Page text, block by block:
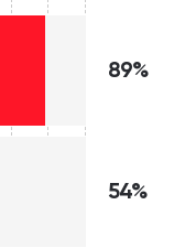
89%
54%